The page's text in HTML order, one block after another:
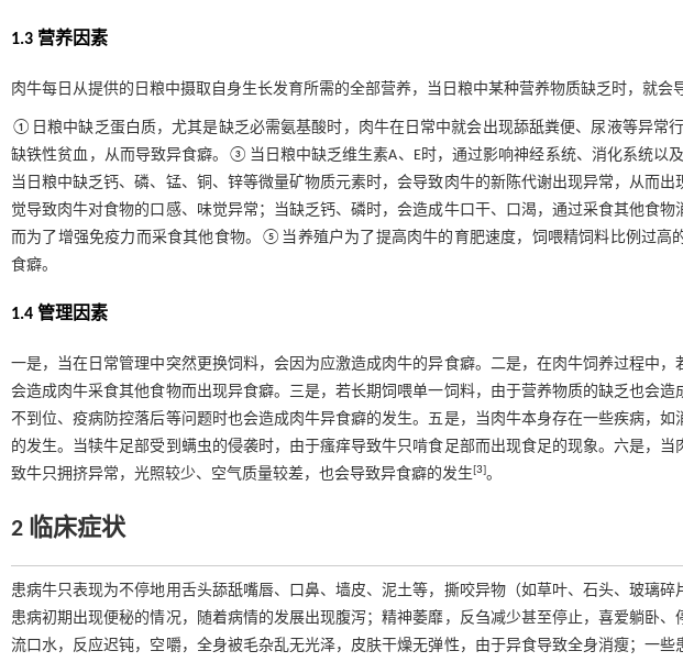
1.3 营养因素
肉牛每日从提供的日粮中摄取自身生长发育所需的全部营养，当日粮中某种营养物质缺乏时，就会
①日粮中缺乏蛋白质，尤其是缺乏必需氨基酸时，肉牛在日常中就会出现舔舐粪便、尿液等异
缺铁性贫血，从而导致异食癖。③当日粮中缺乏维生素A、E时，通过影响神经系统、消化系统
当日粮中缺乏钙、磷、锰、铜、锌等微量矿物质元素时，会导致肉牛的新陈代谢出现异常，从而
觉导致肉牛对食物的口感、味觉异常；当缺乏钙、磷时，会造成牛口干、口渴，通过采食其他食
而为了增强免疫力而采食其他食物。⑤当养殖户为了提高肉牛的育肥速度，饲喂精饲料比例过高
食癖。
1.4 管理因素
一是，当在日常管理中突然更换饲料，会因为应激造成肉牛的异食癖。二是，在肉牛饲养过程中
会造成肉牛采食其他食物而出现异食癖。三是，若长期饲喂单一饲料，由于营养物质的缺乏也会
不到位、疫病防控落后等问题时也会造成肉牛异食癖的发生。五是，当肉牛本身存在一些疾病，
的发生。当犊牛足部受到螨虫的侵袭时，由于瘙痒导致牛只啃食足部而出现食足的现象。六是，
致牛只拥挤异常，光照较少、空气质量较差，也会导致异食癖的发生[3]。
2 临床症状
患病牛只表现为不停地用舌头舔舐嘴唇、口鼻、墙皮、泥土等，撕咬异物（如草叶、石头、玻璃
患病初期出现便秘的情况，随着病情的发展出现腹泻；精神萎靡，反刍减少甚至停止，喜爱躺卧、
流口水，反应迟钝，空嚼，全身被毛杂乱无光泽，皮肤干燥无弹性，由于异食导致全身消瘦；一